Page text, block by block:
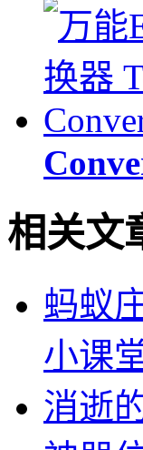
相关文
蚂蚁
小课
消逝